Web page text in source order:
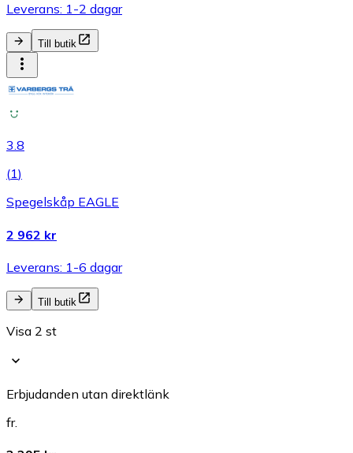
Leverans: 1-2 dagar
Till butik
3.8
(1)
Spegelskåp EAGLE
2 962 kr
Leverans: 1-6 dagar
Till butik
Visa 2 st
Erbjudanden utan direktlänk
fr.